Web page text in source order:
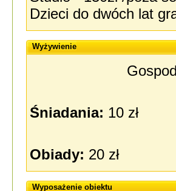
Dzieci do dwóch lat
Wyżywienie
Śniadania: 10 zł
Obiady: 20 zł
Wyposażenie obiektu